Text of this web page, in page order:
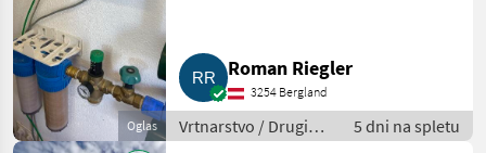
Oglas
Roman Riegler
3254 Bergland
Vrtnarstvo / Drugi
stroji za vrtnarstvo
5 dni na spletu